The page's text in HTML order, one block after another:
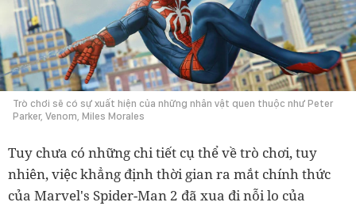
Trò chơi sẽ có sự xuất hiện của những nhân vật quen thuộc như Peter
Parker, Venom, Miles Morales
Tuy chưa có những chi tiết cụ thể về trò chơi, tuy
nhiên, việc khẳng định thời gian ra mắt chính thức
của Marvel's Spider-Man 2 đã xua đi nỗi lo của